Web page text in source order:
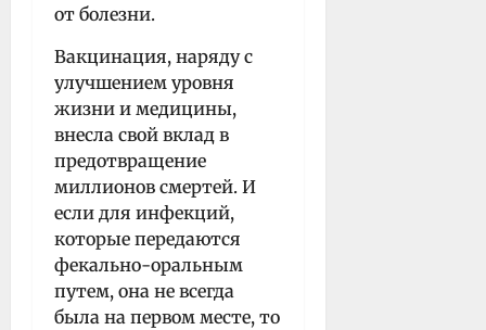
от болезни.
Вакцинация, наряду с
улучшением уровня
жизни и медицины,
внесла свой вклад в
предотвращение
миллионов смертей. И
если для инфекций,
которые передаются
фекально-оральным
путем, она не всегда
была на первом месте, то